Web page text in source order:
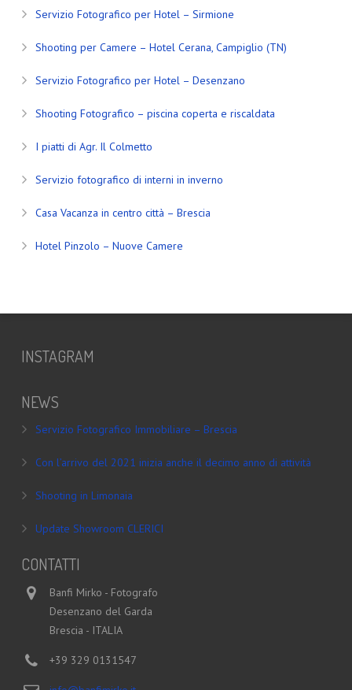
Servizio Fotografico per Hotel – Sirmione
Shooting per Camere – Hotel Cerana, Campiglio (TN)
Servizio Fotografico per Hotel – Desenzano
Shooting Fotografico – piscina coperta e riscaldata
I piatti di Agr. Il Colmetto
Servizio fotografico di interni in inverno
Casa Vacanza in centro città – Brescia
Hotel Pinzolo – Nuove Camere
INSTAGRAM
NEWS
Servizio Fotografico Immobiliare – Brescia
Con l’arrivo del 2021 inizia anche il decimo anno di attività
Shooting in Limonaia
Update Showroom CLERICI
CONTATTI
Banfi Mirko - Fotografo
Desenzano del Garda
Brescia - ITALIA
+39 329 0131547